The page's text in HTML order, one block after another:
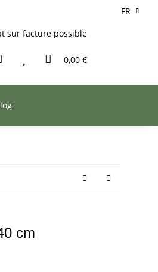
FR
sur facture possible
0,00 €
cm